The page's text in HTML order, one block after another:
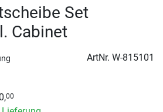
Set
Cabinet
ArtNr. W-815101
00